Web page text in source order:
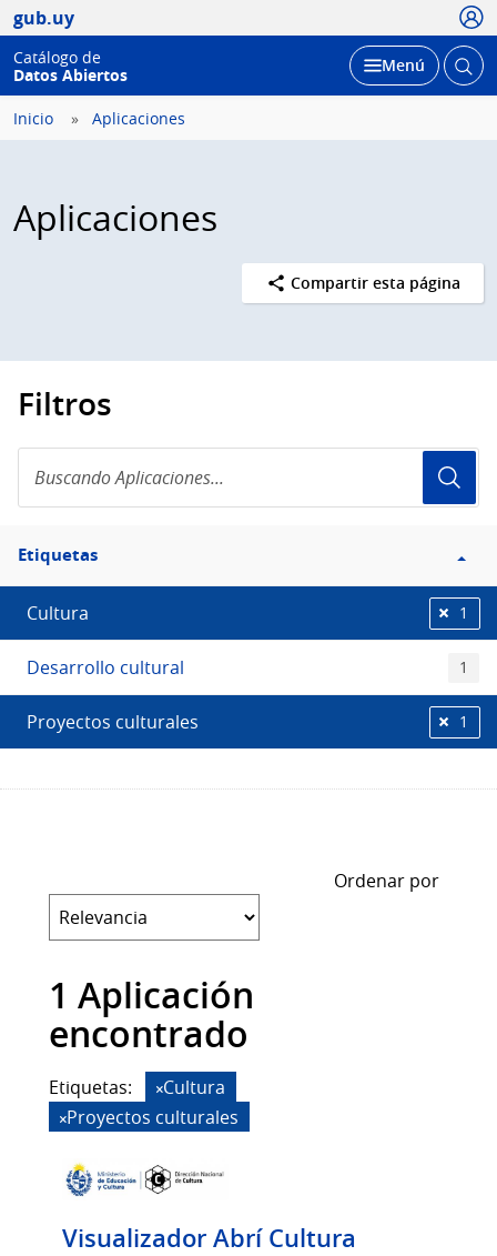
gub.uy
Catálogo de
Datos Abiertos
Desplegar
Menú Abrir
Inicio Aplicaciones
Aplicaciones
Compartir esta página
Filtros
Aplicaciones...
Filtro
Etiquetas
Etiquetas
Cultura 1
Desarrollo cultural 1
Proyectos culturales 1
Ordenar por
1 Aplicación
encontrado
Etiquetas:
Cultura
Proyectos culturales
Visualizador Abrí Cultura